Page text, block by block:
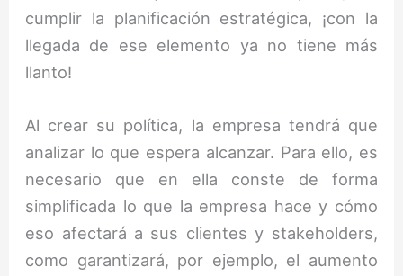
cumplir la planificación estratégica, ¡con la
llegada de ese elemento ya no tiene más
llanto!
Al crear su política, la empresa tendrá que
analizar lo que espera alcanzar. Para ello, es
necesario que en ella conste de forma
simplificada lo que la empresa hace y cómo
eso afectará a sus clientes y stakeholders,
como garantizará, por ejemplo, el aumento